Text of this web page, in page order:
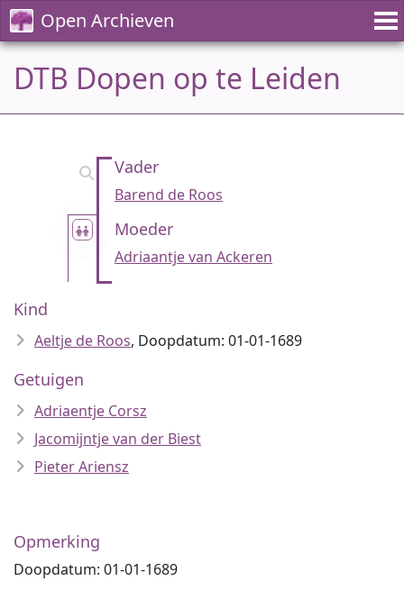
Open Archieven
DTB Dopen op te Leiden
Vader
Barend de Roos
Moeder
Adriaantje van Ackeren
Kind
Aeltje de Roos, Doopdatum: 01-01-1689
Getuigen
Adriaentje Corsz
Jacomijntje van der Biest
Pieter Ariensz
Opmerking
Doopdatum: 01-01-1689